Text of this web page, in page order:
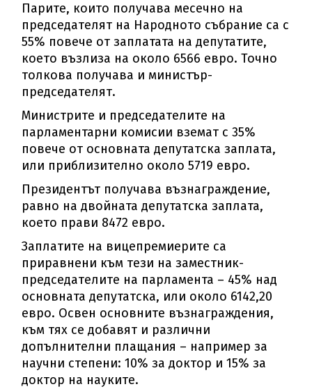
Парите, които получава месечно на
председателят на Народното събрание са с
55% повече от заплатата на депутатите,
което възлиза на около 6566 евро. Точно
толкова получава и министър-
председателят.
Министрите и председателите на
парламентарни комисии вземат с 35%
повече от основната депутатска заплата,
или приблизително около 5719 евро.
Президентът получава възнаграждение,
равно на двойната депутатска заплата,
което прави 8472 евро.
Заплатите на вицепремиерите са
приравнени към тези на заместник-
председателите на парламента – 45% над
основната депутатска, или около 6142,20
евро. Освен основните възнаграждения,
към тях се добавят и различни
допълнителни плащания – например за
научни степени: 10% за доктор и 15% за
доктор на науките.